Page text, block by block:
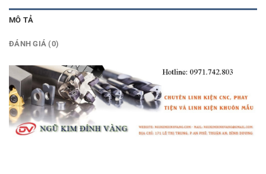
MÔ TẢ
ĐÁNH GIÁ (0)